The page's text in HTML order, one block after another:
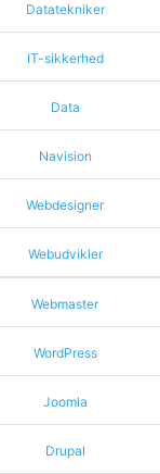
Datatekniker
IT-sikkerhed
Data
Navision
Webdesigner
Webudvikler
Webmaster
WordPress
Joomla
Drupal